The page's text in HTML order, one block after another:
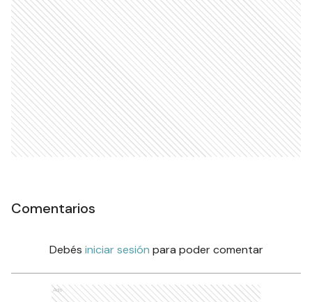
Comentarios
Debés iniciar sesión para poder comentar
Ads